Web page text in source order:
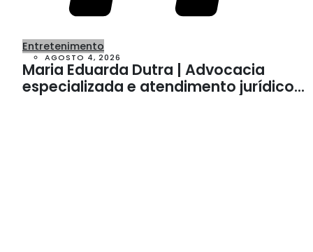
Entretenimento
AGOSTO 4, 2026
Maria Eduarda Dutra | Advocacia
especializada e atendimento jurídico